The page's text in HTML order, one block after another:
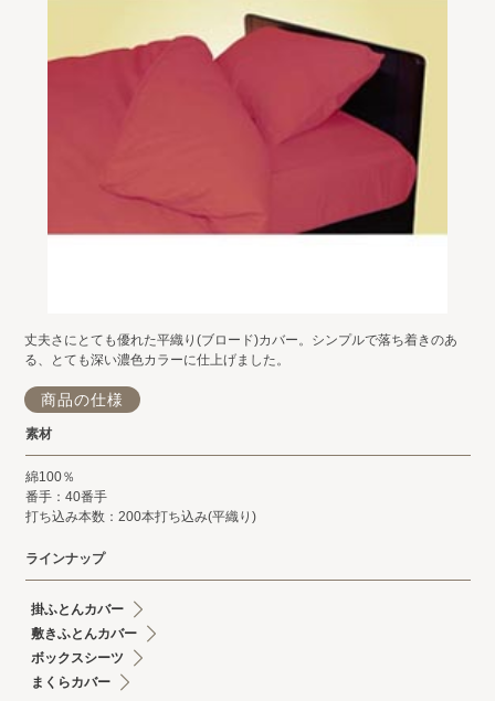
丈夫さにとても優れた平織り(ブロード)カバー。シンプルで落ち着きのあ
る、とても深い濃色カラーに仕上げました。
商品の仕様
素材
綿100％
番手：40番手
打ち込み本数：200本打ち込み(平織り)
ラインナップ
掛ふとんカバー
敷きふとんカバー
ボックスシーツ
まくらカバー